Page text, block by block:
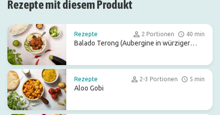
Rezepte mit diesem Produkt
Rezepte 2 Portionen 40 min
Balado Terong (Aubergine in würziger
Rezepte 2-3 Portionen 5 min
Aloo Gobi